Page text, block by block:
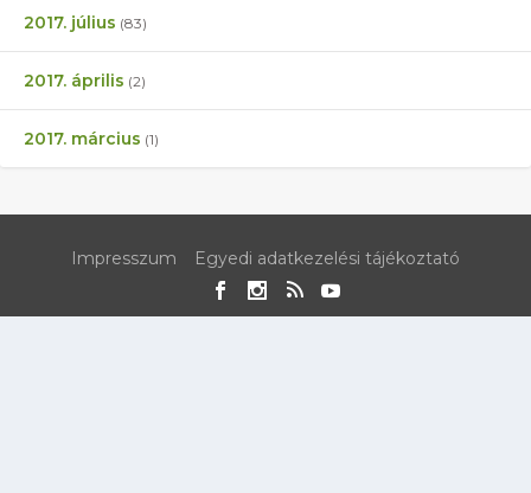
2017. július (83)
2017. április (2)
2017. március (1)
Impresszum Egyedi adatkezelési tájékoztató